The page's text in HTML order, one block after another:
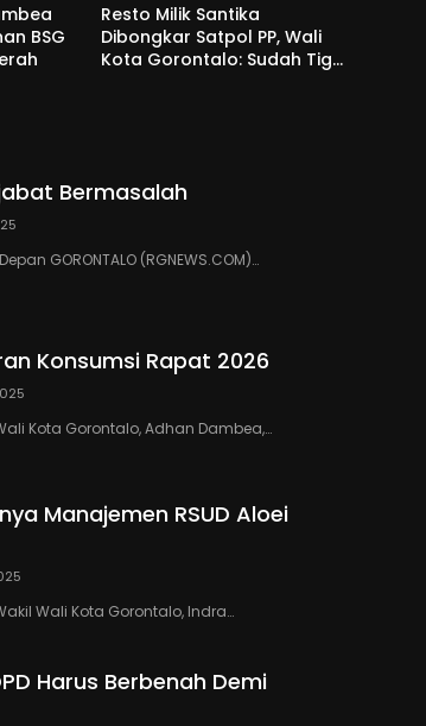
BSG
Resto Milik Santika
Dibongkar Satpol PP, Wali
Kota Gorontalo: Sudah Tiga
Bermasalah
GORONTALO (RGNEWS.COM)…
Konsumsi Rapat 2026
Wali Kota Gorontalo, Adhan Dambea,…
Manajemen RSUD Aloei
Wali Kota Gorontalo, Indra…
Harus Berbenah Demi